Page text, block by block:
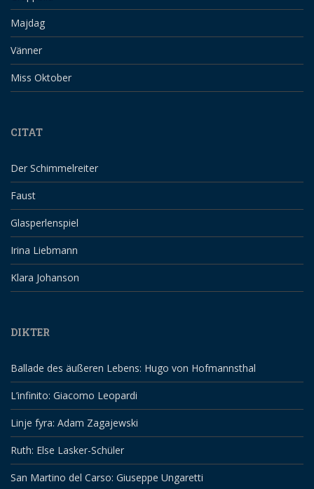
Majdag
Vänner
Miss Oktober
CITAT
Der Schimmelreiter
Faust
Glasperlenspiel
Irina Liebmann
Klara Johanson
DIKTER
Ballade des äußeren Lebens: Hugo von Hofmannsthal
L’infinito: Giacomo Leopardi
Linje fyra: Adam Zagajewski
Ruth: Else Lasker-Schüler
San Martino del Carso: Giuseppe Ungaretti